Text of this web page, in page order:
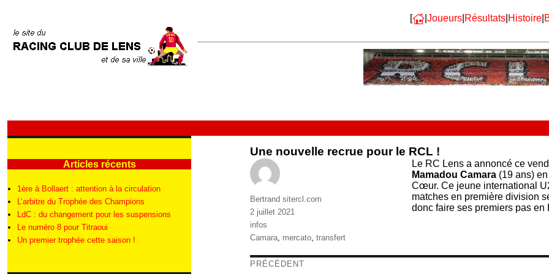
[ | Joueurs| Résultats| Histoire|
Une nouvelle recrue pour le RCL !
Le RC Lens a annoncé ce
Mamadou Camara (19 ans)
Cœur. Ce jeune international
matches en première division
donc faire ses premiers pas en
Auteur
Bertrand sitercl.com
Publié
le
2 juillet 2021
Catégories
infos
Étiquettes
Camara, mercato, transfert
Navigation
PRÉCÉDENT
Articles récents
1ère à Bollaert : attention à la circulation
L’arbitre du Trophée des Champions
LdC : du changement pour les suspensions
Le numéro 8 pour Titraoui
Un premier trophée cette saison !